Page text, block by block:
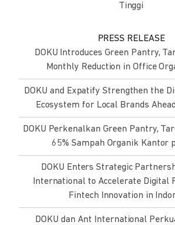
Tinggi
PRESS RELEASE
DOKU Introduces Green Pantry,
Monthly Reduction in Office
DOKU and Expatify Strengthen the
Ecosystem for Local Brands
DOKU Perkenalkan Green Pantry,
65% Sampah Organik Kantor
DOKU Enters Strategic
International to Accelerate Digital
Fintech Innovation in
DOKU dan Ant International